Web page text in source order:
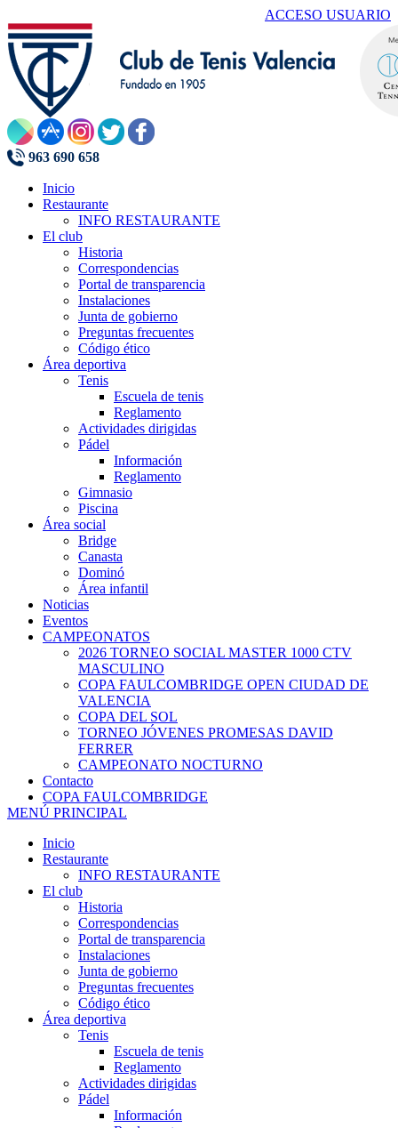
ACCESO USUARIO
963 690 658
Inicio
Restaurante
INFO RESTAURANTE
El club
Historia
Correspondencias
Portal de transparencia
Instalaciones
Junta de gobierno
Preguntas frecuentes
Código ético
Área deportiva
Tenis
Escuela de tenis
Reglamento
Actividades dirigidas
Pádel
Información
Reglamento
Gimnasio
Piscina
Área social
Bridge
Canasta
Dominó
Área infantil
Noticias
Eventos
CAMPEONATOS
2026 TORNEO SOCIAL MASTER 1000 CTV
MASCULINO
COPA FAULCOMBRIDGE OPEN CIUDAD DE
VALENCIA
COPA DEL SOL
TORNEO JÓVENES PROMESAS DAVID
FERRER
CAMPEONATO NOCTURNO
Contacto
COPA FAULCOMBRIDGE
MENÚ PRINCIPAL
Inicio
Restaurante
INFO RESTAURANTE
El club
Historia
Correspondencias
Portal de transparencia
Instalaciones
Junta de gobierno
Preguntas frecuentes
Código ético
Área deportiva
Tenis
Escuela de tenis
Reglamento
Actividades dirigidas
Pádel
Información